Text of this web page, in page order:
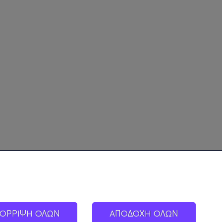
ΟΛΩΝ ΑΠΟΔΟΧΗ ΟΛΩΝ